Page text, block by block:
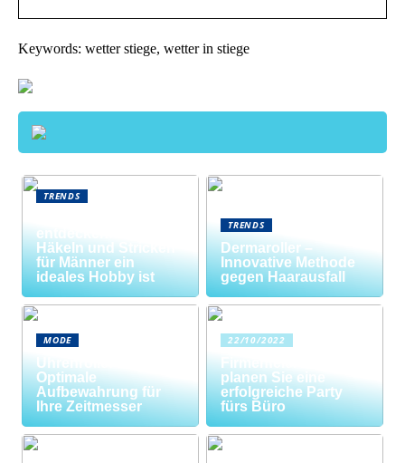
Keywords: wetter stiege, wetter in stiege
TRENDS
entdecken: Warum
Häkeln und Stricken
für Männer ein
ideales Hobby ist
TRENDS
Dermaroller –
Innovative Methode
gegen Haarausfall
MODE
Uhrenrolle: Die
Optimale
Aufbewahrung für
Ihre Zeitmesser
22/10/2022
Firmenfeier? So
planen Sie eine
erfolgreiche Party
fürs Büro